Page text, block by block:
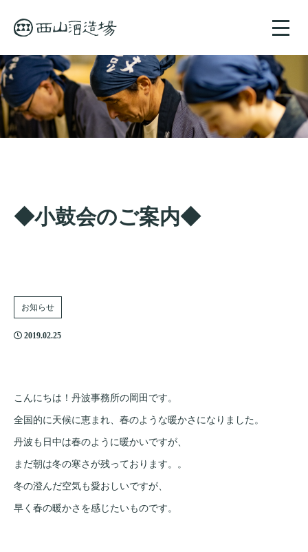
toggle
◆小鼓会のご案内◆
お知らせ
2019.02.25
こんにちは！丹波事務所の岡田です。
全国的に天候に恵まれ、春のような暖かさになりました。
丹波も日中は春のように暖かいですが、
まだ朝は冬の寒さが残っております。。
冬の澄んだ空気も愛おしいですが、
早く春の暖かさを感じたいものです。